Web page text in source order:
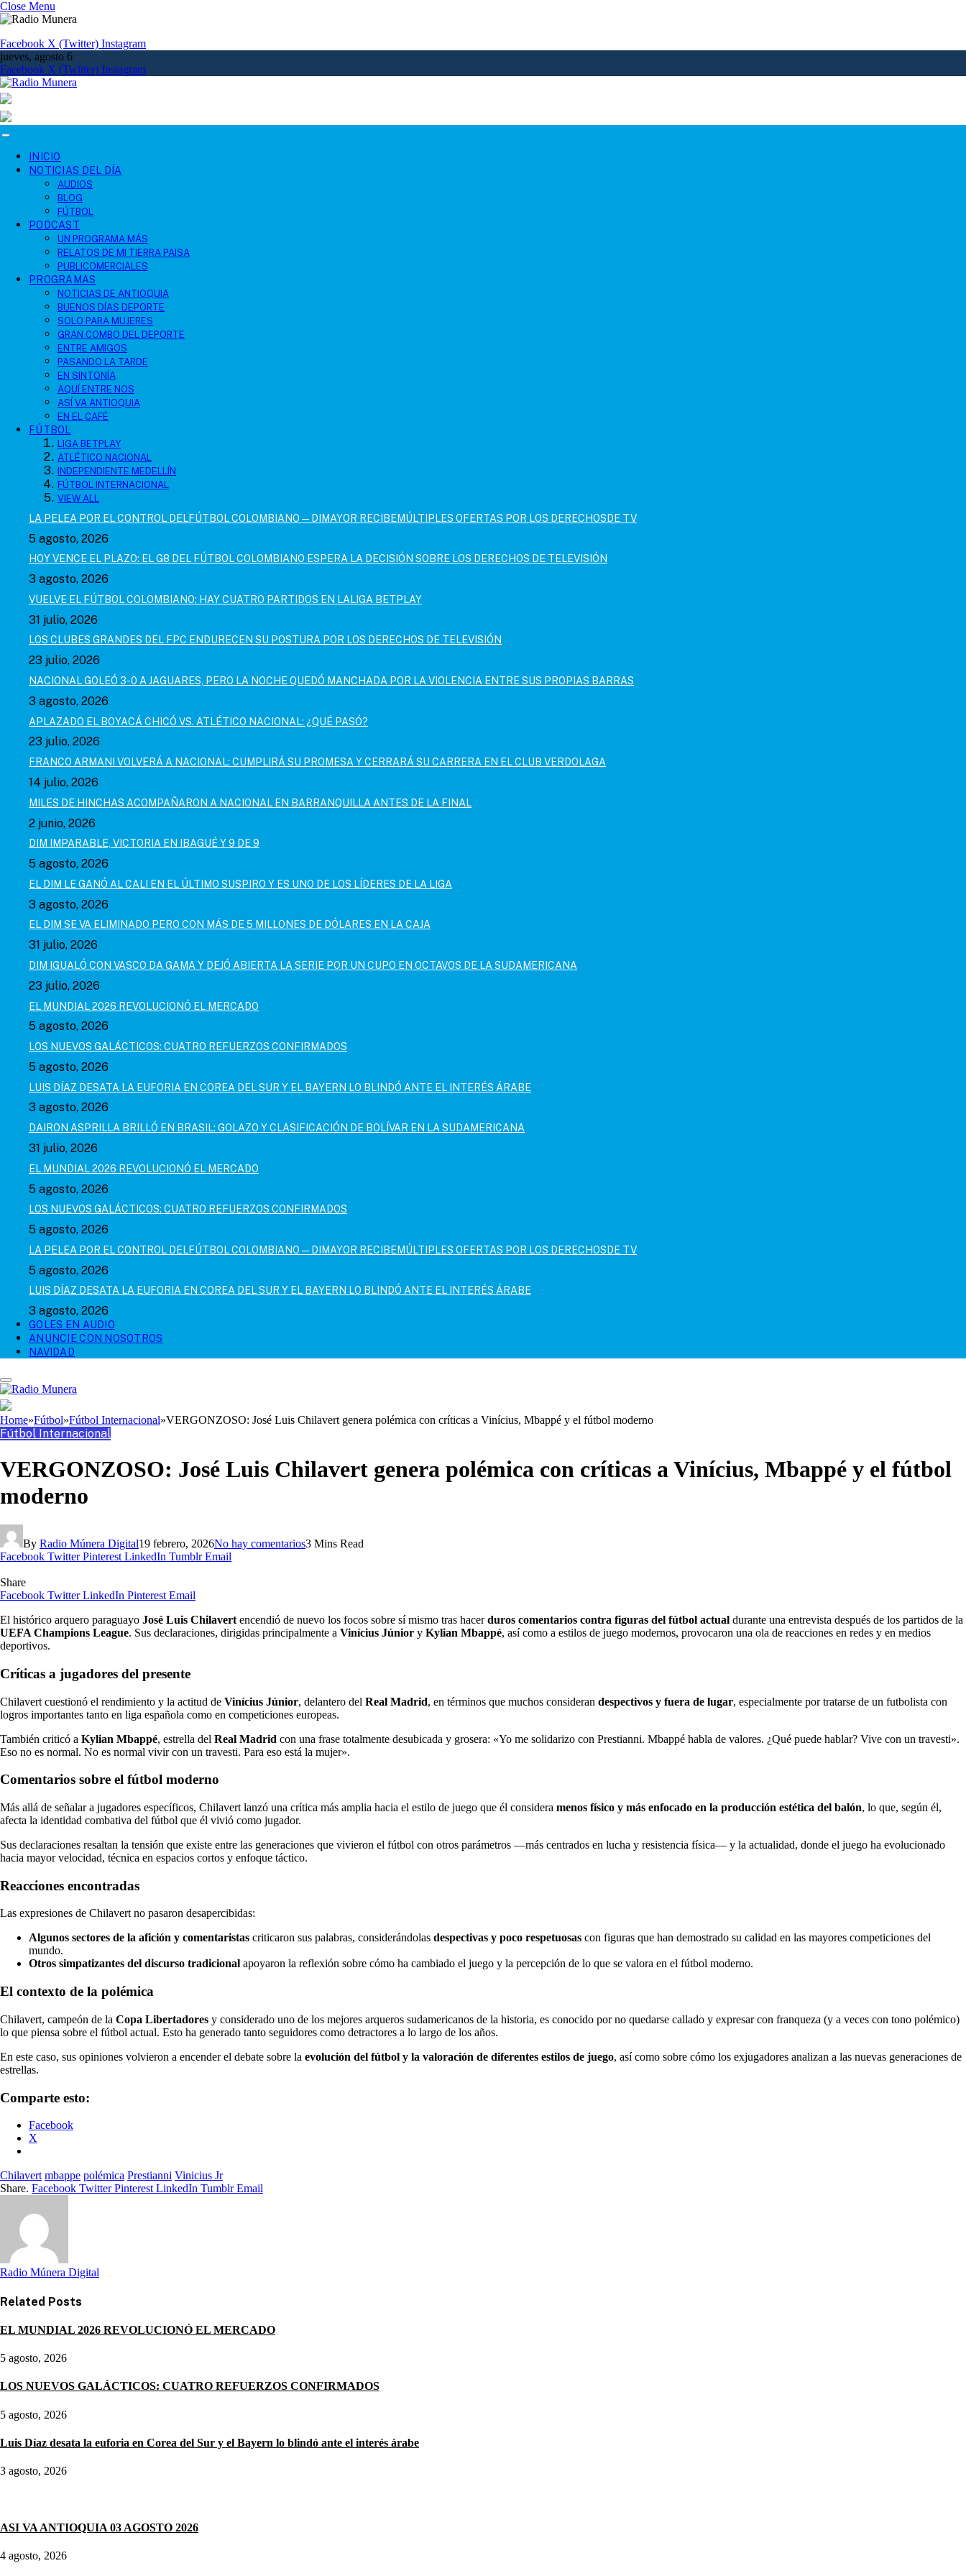
Close Menu
Facebook X (Twitter) Instagram
jueves, agosto 6
Facebook X (Twitter) Instagram
INICIO
NOTICIAS DEL DÍA
AUDIOS
BLOG
FÚTBOL
PODCAST
UN PROGRAMA MÁS
RELATOS DE MI TIERRA PAISA
PUBLICOMERCIALES
PROGRAMAS
NOTICIAS DE ANTIOQUIA
BUENOS DÍAS DEPORTE
SOLO PARA MUJERES
GRAN COMBO DEL DEPORTE
ENTRE AMIGOS
PASANDO LA TARDE
EN SINTONÍA
AQUÍ ENTRE NOS
ASÍ VA ANTIOQUIA
EN EL CAFÉ
FÚTBOL
LIGA BETPLAY
ATLÉTICO NACIONAL
INDEPENDIENTE MEDELLÍN
FÚTBOL INTERNACIONAL
VIEW ALL
LA PELEA POR EL CONTROL DELFÚTBOL COLOMBIANO — DIMAYOR RECIBEMÚLTIPLES OFERTAS POR LOS DERECHOSDE TV
5 agosto, 2026
HOY VENCE EL PLAZO: EL G8 DEL FÚTBOL COLOMBIANO ESPERA LA DECISIÓN SOBRE LOS DERECHOS DE TELEVISIÓN
3 agosto, 2026
VUELVE EL FÚTBOL COLOMBIANO: HAY CUATRO PARTIDOS EN LALIGA BETPLAY
31 julio, 2026
LOS CLUBES GRANDES DEL FPC ENDURECEN SU POSTURA POR LOS DERECHOS DE TELEVISIÓN
23 julio, 2026
NACIONAL GOLEÓ 3-0 A JAGUARES, PERO LA NOCHE QUEDÓ MANCHADA POR LA VIOLENCIA ENTRE SUS PROPIAS BARRAS
3 agosto, 2026
APLAZADO EL BOYACÁ CHICÓ VS. ATLÉTICO NACIONAL: ¿QUÉ PASÓ?
23 julio, 2026
FRANCO ARMANI VOLVERÁ A NACIONAL: CUMPLIRÁ SU PROMESA Y CERRARÁ SU CARRERA EN EL CLUB VERDOLAGA
14 julio, 2026
MILES DE HINCHAS ACOMPAÑARON A NACIONAL EN BARRANQUILLA ANTES DE LA FINAL
2 junio, 2026
DIM IMPARABLE, VICTORIA EN IBAGUÉ Y 9 DE 9
5 agosto, 2026
EL DIM LE GANÓ AL CALI EN EL ÚLTIMO SUSPIRO Y ES UNO DE LOS LÍDERES DE LA LIGA
3 agosto, 2026
EL DIM SE VA ELIMINADO PERO CON MÁS DE 5 MILLONES DE DÓLARES EN LA CAJA
31 julio, 2026
DIM IGUALÓ CON VASCO DA GAMA Y DEJÓ ABIERTA LA SERIE POR UN CUPO EN OCTAVOS DE LA SUDAMERICANA
23 julio, 2026
EL MUNDIAL 2026 REVOLUCIONÓ EL MERCADO
5 agosto, 2026
LOS NUEVOS GALÁCTICOS: CUATRO REFUERZOS CONFIRMADOS
5 agosto, 2026
LUIS DÍAZ DESATA LA EUFORIA EN COREA DEL SUR Y EL BAYERN LO BLINDÓ ANTE EL INTERÉS ÁRABE
3 agosto, 2026
DAIRON ASPRILLA BRILLÓ EN BRASIL: GOLAZO Y CLASIFICACIÓN DE BOLÍVAR EN LA SUDAMERICANA
31 julio, 2026
EL MUNDIAL 2026 REVOLUCIONÓ EL MERCADO
5 agosto, 2026
LOS NUEVOS GALÁCTICOS: CUATRO REFUERZOS CONFIRMADOS
5 agosto, 2026
LA PELEA POR EL CONTROL DELFÚTBOL COLOMBIANO — DIMAYOR RECIBEMÚLTIPLES OFERTAS POR LOS DERECHOSDE TV
5 agosto, 2026
LUIS DÍAZ DESATA LA EUFORIA EN COREA DEL SUR Y EL BAYERN LO BLINDÓ ANTE EL INTERÉS ÁRABE
3 agosto, 2026
GOLES EN AUDIO
ANUNCIE CON NOSOTROS
NAVIDAD
Home»Fútbol»Fútbol Internacional»VERGONZOSO: José Luis Chilavert genera polémica con críticas a Vinícius, Mbappé y el fútbol moderno
Fútbol Internacional
VERGONZOSO: José Luis Chilavert genera polémica con críticas a Vinícius, Mbappé y el fútbol
moderno
By Radio Múnera Digital19 febrero, 2026No hay comentarios3 Mins Read
Facebook Twitter Pinterest LinkedIn Tumblr Email
Share
Facebook Twitter LinkedIn Pinterest Email
El histórico arquero paraguayo José Luis Chilavert encendió de nuevo los focos sobre sí mismo tras hacerduros comentarios contra figuras del fútbol actual durante una entrevista después de los partidos de la
UEFA Champions League. Sus declaraciones, dirigidas principalmente a Vinícius Júnior y Kylian Mbappé, así como a estilos de juego modernos, provocaron una ola de reacciones en redes y en medios
deportivos.
Críticas a jugadores del presente
Chilavert cuestionó el rendimiento y la actitud de Vinícius Júnior, delantero del Real Madrid, en términos que muchos consideran despectivos y fuera de lugar, especialmente por tratarse de un futbolista con
logros importantes tanto en liga española como en competiciones europeas.
También criticó a Kylian Mbappé, estrella del Real Madrid con una frase totalmente desubicada y grosera: «Yo me solidarizo con Prestianni. Mbappé habla de valores. ¿Qué puede hablar? Vive con un travesti».
Eso no es normal. No es normal vivir con un travesti. Para eso está la mujer».
Comentarios sobre el fútbol moderno
Más allá de señalar a jugadores específicos, Chilavert lanzó una crítica más amplia hacia el estilo de juego que él considera menos físico y más enfocado en la producción estética del balón, lo que, según él,
afecta la identidad combativa del fútbol que él vivió como jugador.
Sus declaraciones resaltan la tensión que existe entre las generaciones que vivieron el fútbol con otros parámetros —más centrados en lucha y resistencia física— y la actualidad, donde el juego ha evolucionado
hacia mayor velocidad, técnica en espacios cortos y enfoque táctico.
Reacciones encontradas
Las expresiones de Chilavert no pasaron desapercibidas:
Algunos sectores de la afición y comentaristas criticaron sus palabras, considerándolas despectivas y poco respetuosas con figuras que han demostrado su calidad en las mayores competiciones del
mundo.
Otros simpatizantes del discurso tradicional apoyaron la reflexión sobre cómo ha cambiado el juego y la percepción de lo que se valora en el fútbol moderno.
El contexto de la polémica
Chilavert, campeón de la Copa Libertadores y considerado uno de los mejores arqueros sudamericanos de la historia, es conocido por no quedarse callado y expresar con franqueza (y a veces con tono polémico)
lo que piensa sobre el fútbol actual. Esto ha generado tanto seguidores como detractores a lo largo de los años.
En este caso, sus opiniones volvieron a encender el debate sobre la evolución del fútbol y la valoración de diferentes estilos de juego, así como sobre cómo los exjugadores analizan a las nuevas generaciones de
estrellas.
Comparte esto:
Facebook
X
Chilavert mbappe polémica Prestianni Vinicius Jr
Share. Facebook Twitter Pinterest LinkedIn Tumblr Email
Radio Múnera Digital
Related Posts
EL MUNDIAL 2026 REVOLUCIONÓ EL MERCADO
5 agosto, 2026
LOS NUEVOS GALÁCTICOS: CUATRO REFUERZOS CONFIRMADOS
5 agosto, 2026
Luis Díaz desata la euforia en Corea del Sur y el Bayern lo blindó ante el interés árabe
3 agosto, 2026
ASI VA ANTIOQUIA 03 AGOSTO 2026
4 agosto, 2026